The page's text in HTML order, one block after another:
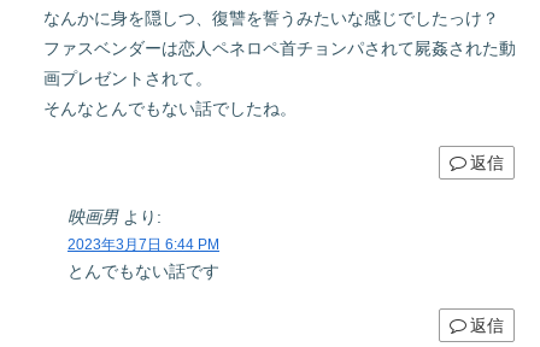
なんかに身を隠しつ、復讐を誓うみたいな感じでしたっけ？
ファスベンダーは恋人ペネロペ首チョンパされて屍姦された動
画プレゼントされて。
そんなとんでもない話でしたね。
返信
映画男 より:
2023年3月7日 6:44 PM
とんでもない話です
返信